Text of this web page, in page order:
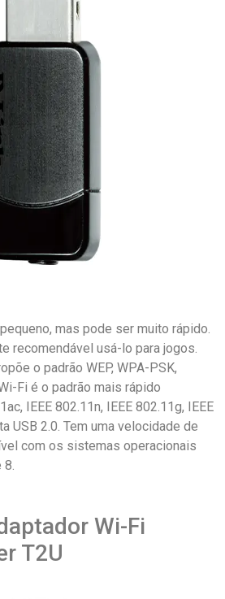
mas pode ser muito rápido.
recomendável usá-lo para jogos.
o padrão WEP, WPA-PSK,
Fi é o padrão mais rápido
IEEE 802.11n, IEEE 802.11g, IEEE
USB 2.0. Tem uma velocidade de
com os sistemas operacionais
8.
Wi-Fi
T2U